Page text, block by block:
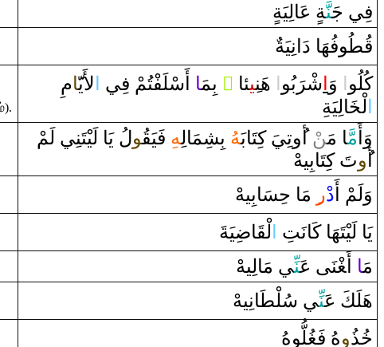
فِي جَ‍‍نَّ‍‍ةٍ عَالِيَةٍ
قُ‍طُ‍‍وفُهَا‌ ‌دَ‌انِيَةٌ
كُلُو ‌ ‌وَ شْ‍رَبُو ‌ هَن‍‍ِ‍ي‍‍ئا ‌ ً ‌ بِمَ‍‍ا ‌ ‌أَسْلَفْتُمْ فِي لأَيّ‍‍َ‍امِ
لْ‍‍خَ‍‍الِيَةِ
وَ‌أَ مَّ‍‍ا‌ مَ‍‌‍نْ ‌أ ‌وتِيَ كِتَابَ‍‍هُ بِشِمَالِ‍‍هِ فَيَ‍‍قُ‍‍ولُ يَا‌ لَيْتَنِي لَمْ
‌أ ‍ُ‍‌وتَ كِتَابِيهْ
وَلَمْ ‌أَ ‌د‌ر ‍ِ‍‌ مَا‌ حِسَابِيهْ
يَا‌ لَيْتَهَا‌ كَانَتِ لْ‍‍قَ‍‍اضِ‍‍يَةَ
مَا ‍غْ‍‍نَى عَنِّي مَالِيهْ
هَلَكَ عَ‍‍نِّ‍‍ي سُلْ‍‍طَ‍‍انِيهْ
خُ‍‍ذ‍ُ‍‌وهُ فَ‍‍غُ‍‍لُّوهُ